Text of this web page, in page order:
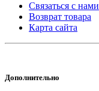
Связаться с нами
Возврат товара
Карта сайта
Дополнительно